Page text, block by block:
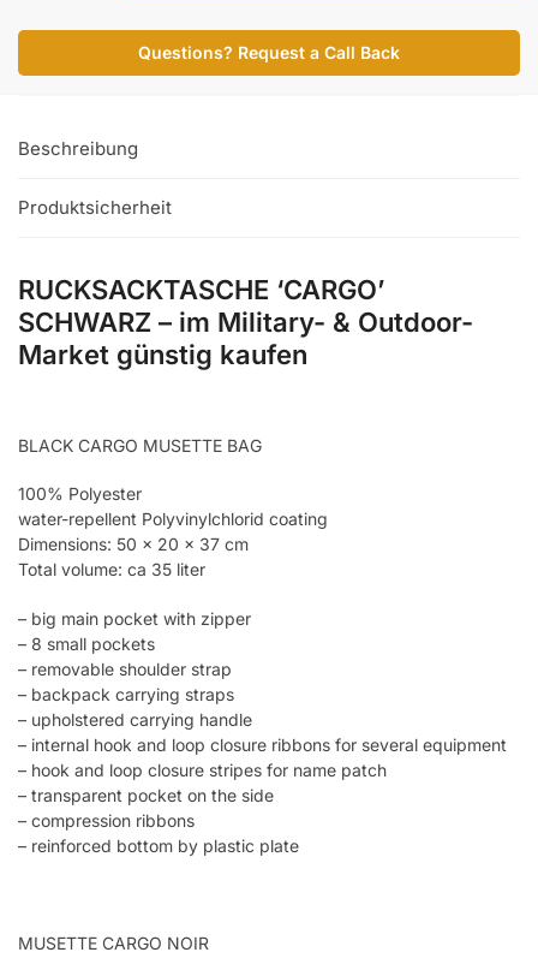
Menge
Questions? Request a Call Back
Beschreibung
Produktsicherheit
RUCKSACKTASCHE ‘CARGO’
SCHWARZ – im Military- & Outdoor-
Market günstig kaufen
BLACK CARGO MUSETTE BAG
100% Polyester
water-repellent Polyvinylchlorid coating
Dimensions: 50 x 20 x 37 cm
Total volume: ca 35 liter
– big main pocket with zipper
– 8 small pockets
– removable shoulder strap
– backpack carrying straps
– upholstered carrying handle
– internal hook and loop closure ribbons for several equipment
– hook and loop closure stripes for name patch
– transparent pocket on the side
– compression ribbons
– reinforced bottom by plastic plate
MUSETTE CARGO NOIR